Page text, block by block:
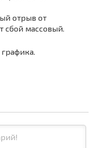
отрыв от
сбой массовый.